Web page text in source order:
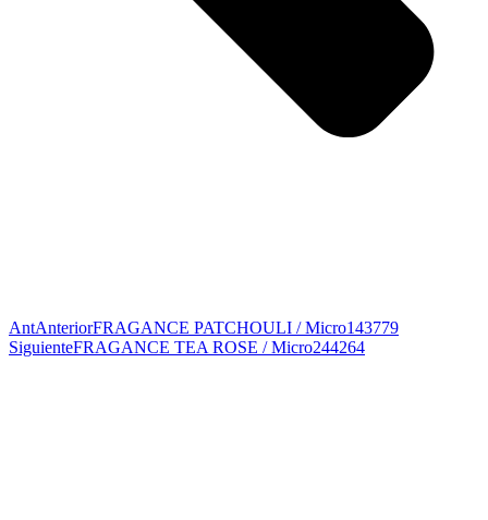
AntAnteriorFRAGANCE PATCHOULI / Micro143779
SiguienteFRAGANCE TEA ROSE / Micro244264